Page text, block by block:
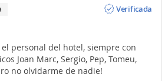
Verificada
el personal del hotel, siempre con
Joan Marc, Sergio, Pep, Tomeu,
no olvidarme de nadie!